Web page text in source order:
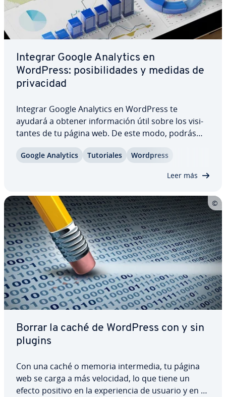
Integrar Google Analytics en
WordPress: po­si­bi­li­da­des y medidas de
pri­va­ci­dad
Integrar Google Analytics en WordPress te
ayudará a obtener in­fo­r­ma­ción útil sobre los vi­si­
ta­n­tes de tu página web. De este modo, podrás
estimar mejor tu audiencia y optimizar tus
medidas de marketing. Aquí te mostramos cómo
Google Analytics Tu­to­ria­les Wordpress
Leer más
Borrar la caché de WordPress con y sin
plugins
Con una caché o memoria in­te­r­me­dia, tu página
web se carga a más velocidad, lo que tiene un
efecto positivo en la ex­pe­rie­n­cia de usuario y en tu